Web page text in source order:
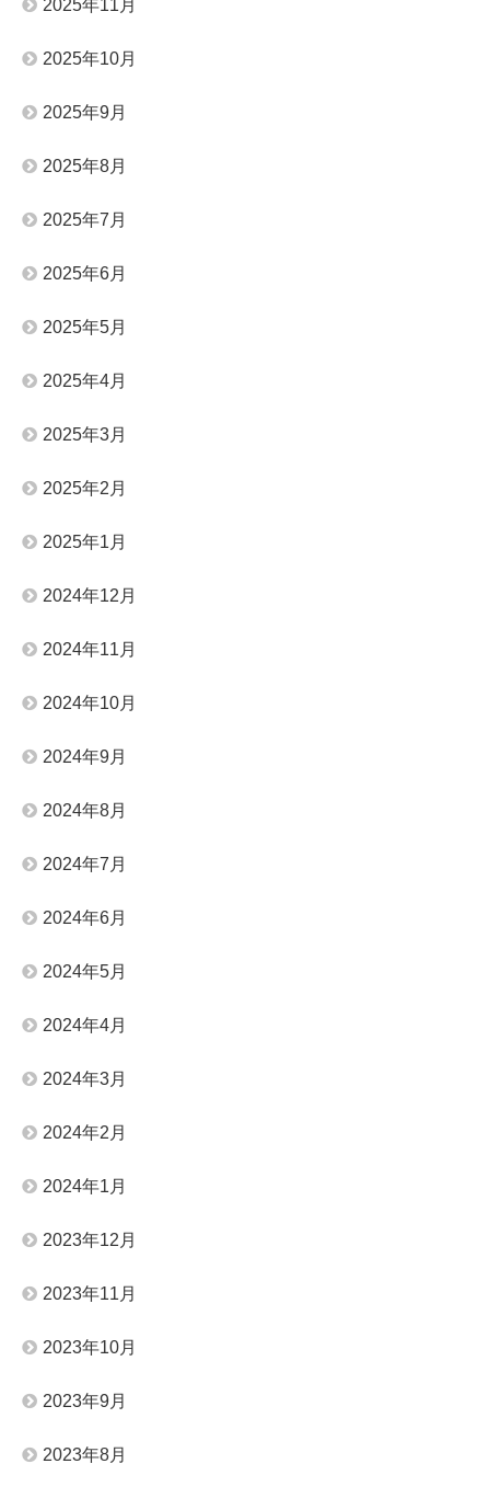
2025年11月
2025年10月
2025年9月
2025年8月
2025年7月
2025年6月
2025年5月
2025年4月
2025年3月
2025年2月
2025年1月
2024年12月
2024年11月
2024年10月
2024年9月
2024年8月
2024年7月
2024年6月
2024年5月
2024年4月
2024年3月
2024年2月
2024年1月
2023年12月
2023年11月
2023年10月
2023年9月
2023年8月